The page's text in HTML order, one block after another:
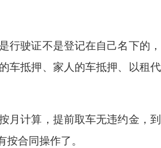
行驶证不是登记在自己名下的
车抵押、家人的车抵押、以租
月计算，提前取车无违约金，
合同操作了。